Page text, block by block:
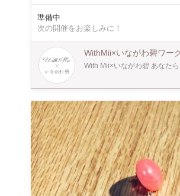
ルギャラリー様のご協力の元、本物のパー
なものまで幅広くお選び頂けます。 ※使え
作り経験のない方でも丁寧にスタッフがレ
準備中
次の開催をお楽しみに！
WithMii×いながわ碧ワー
With Mii×いながわ碧 あなた